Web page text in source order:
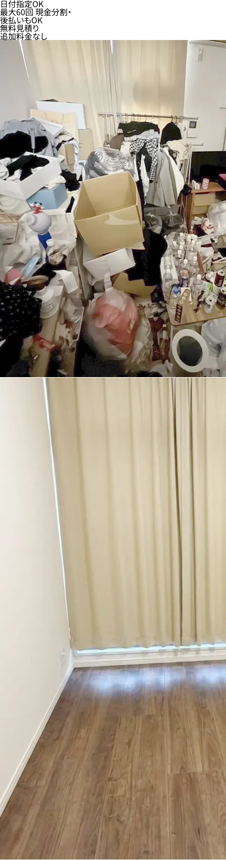
日付指定OK
最大60回 現金分割・
後払いもOK
無料見積り
追加料金なし